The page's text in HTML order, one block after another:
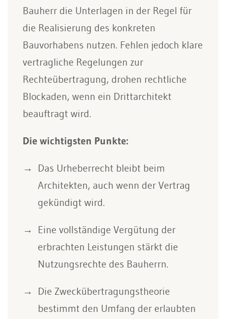
Bauherr die Unterlagen in der Regel für
die Realisierung des konkreten
Bauvorhabens nutzen. Fehlen jedoch klare
vertragliche Regelungen zur
Rechteübertragung, drohen rechtliche
Blockaden, wenn ein Drittarchitekt
beauftragt wird.
Die wichtigsten Punkte:
Das Urheberrecht bleibt beim
Architekten, auch wenn der Vertrag
gekündigt wird.
Eine vollständige Vergütung der
erbrachten Leistungen stärkt die
Nutzungsrechte des Bauherrn.
Die Zweckübertragungstheorie
bestimmt den Umfang der erlaubten